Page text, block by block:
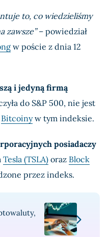
to, co wiedzieliśmy
zawsze”– powiedział
w poście z dnia 12
i jedyną firmą
do S&P 500, nie jest
Bitcoinyw tym indeksie.
posiadaczy
Tesla (TSLA) oraz Block
przez indeks.